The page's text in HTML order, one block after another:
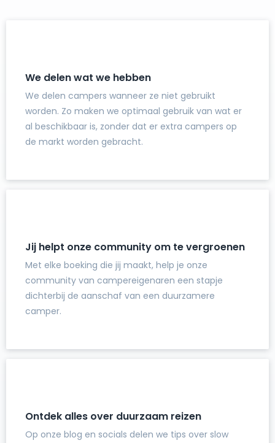
We delen wat we hebben
We delen campers wanneer ze niet gebruikt
worden. Zo maken we optimaal gebruik van wat er
al beschikbaar is, zonder dat er extra campers op
de markt worden gebracht.
Jij helpt onze community om te vergroenen
Met elke boeking die jij maakt, help je onze
community van campereigenaren een stapje
dichterbij de aanschaf van een duurzamere
camper.
Ontdek alles over duurzaam reizen
Op onze blog en socials delen we tips over slow